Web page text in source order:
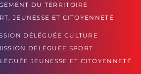
DU TERRITOIRE
JEUNESSE ET CITOYENNETÉ
DÉLÉGUÉE CULTURE
DÉLÉGUÉE SPORT
JEUNESSE ET CITOYENNETÉ